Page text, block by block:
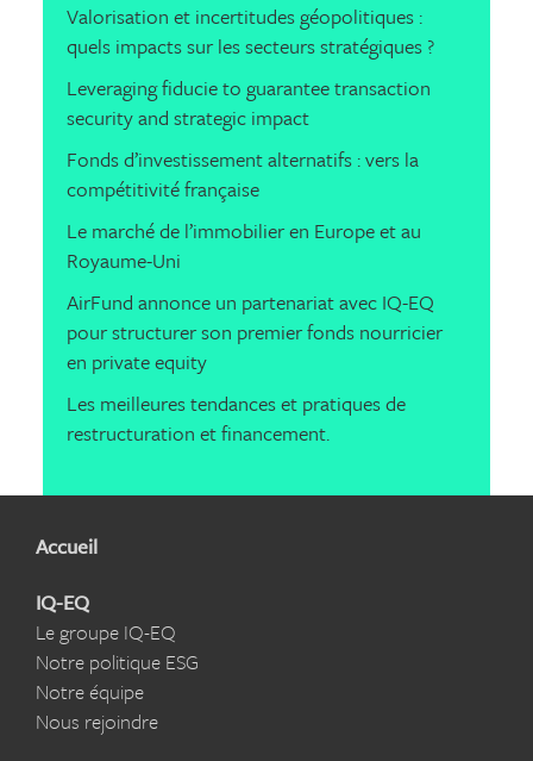
Valorisation et incertitudes géopolitiques :
quels impacts sur les secteurs stratégiques ?
Leveraging fiducie to guarantee transaction
security and strategic impact
Fonds d’investissement alternatifs : vers la
compétitivité française
Le marché de l’immobilier en Europe et au
Royaume-Uni
AirFund annonce un partenariat avec IQ-EQ
pour structurer son premier fonds nourricier
en private equity
Les meilleures tendances et pratiques de
restructuration et financement.
Accueil
IQ-EQ
Le groupe IQ-EQ
Notre politique ESG
Notre équipe
Nous rejoindre